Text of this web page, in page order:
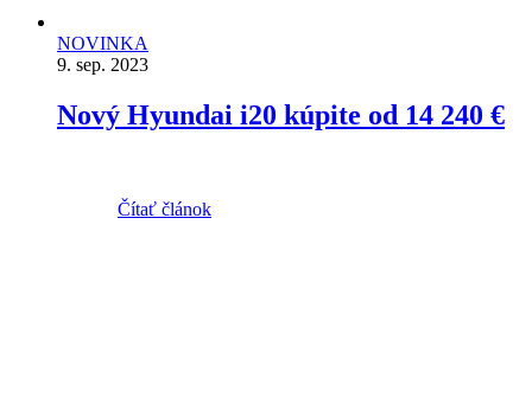
NOVINKA
9. sep. 2023
Nový Hyundai i20 kúpite od 14 240 €
Čítať článok